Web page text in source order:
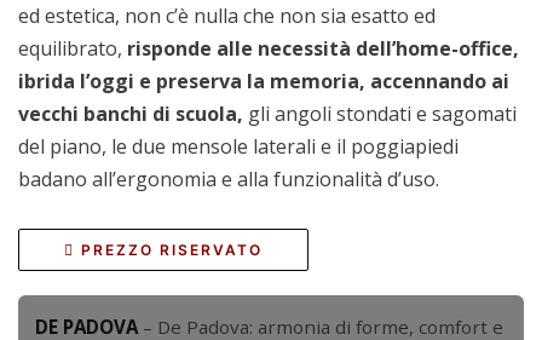
ed estetica, non c’è nulla che non sia esatto ed
equilibrato, risponde alle necessità dell’home-office,
ibrida l’oggi e preserva la memoria, accennando ai
vecchi banchi di scuola, gli angoli stondati e sagomati
del piano, le due mensole laterali e il poggiapiedi
badano all’ergonomia e alla funzionalità d’uso.
PREZZO RISERVATO
DE PADOVA – De Padova: armonia di forme, comfort e